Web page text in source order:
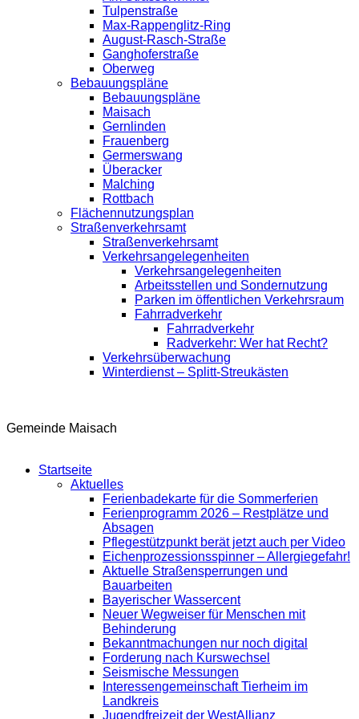
Tulpenstraße
Max-Rappenglitz-Ring
August-Rasch-Straße
Ganghoferstraße
Oberweg
Bebauungspläne
Bebauungspläne
Maisach
Gernlinden
Frauenberg
Germerswang
Überacker
Malching
Rottbach
Flächennutzungsplan
Straßenverkehrsamt
Straßenverkehrsamt
Verkehrsangelegenheiten
Verkehrsangelegenheiten
Arbeitsstellen und Sondernutzung
Parken im öffentlichen Verkehrsraum
Fahrradverkehr
Fahrradverkehr
Radverkehr: Wer hat Recht?
Verkehrsüberwachung
Winterdienst – Splitt-Streukästen
Gemeinde Maisach
Startseite
Aktuelles
Ferienbadekarte für die Sommerferien
Ferienprogramm 2026 – Restplätze und
Absagen
Pflegestützpunkt berät jetzt auch per Video
Eichenprozessionsspinner – Allergiegefahr!
Aktuelle Straßensperrungen und
Bauarbeiten
Bayerischer Wassercent
Neuer Wegweiser für Menschen mit
Behinderung
Bekanntmachungen nur noch digital
Forderung nach Kurswechsel
Seismische Messungen
Interessengemeinschaft Tierheim im
Landkreis
Jugendfreizeit der WestAllianz